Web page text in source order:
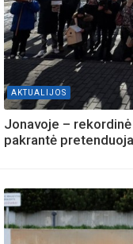
AKTUALIJOS
Jonavoje –
pakrantė